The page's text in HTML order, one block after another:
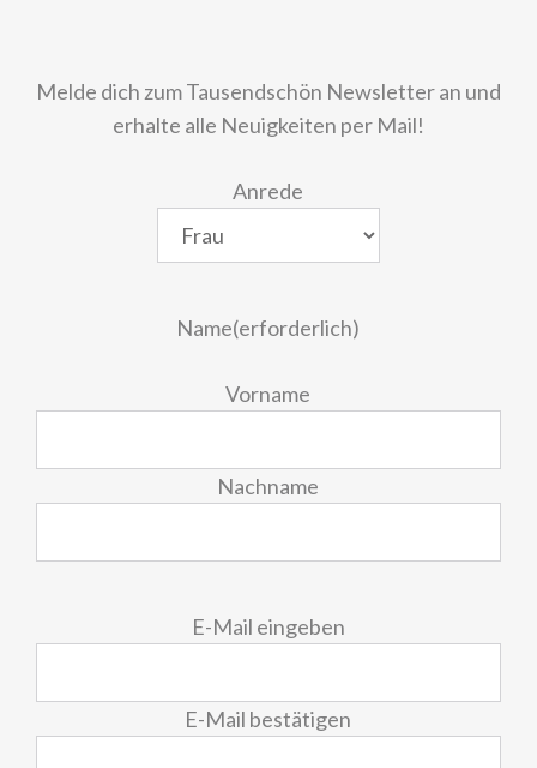
Melde dich zum Tausendschön Newsletter an und
erhalte alle Neuigkeiten per Mail!
Anrede
Name(erforderlich)
Vorname
Nachname
E-Mail eingeben
E-Mail bestätigen